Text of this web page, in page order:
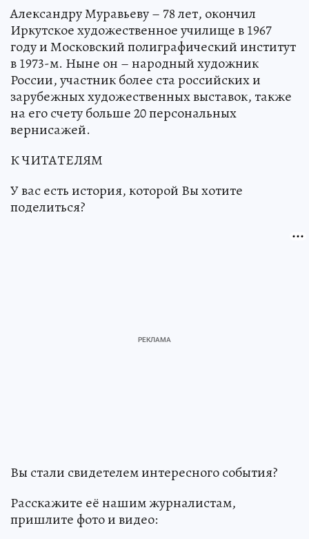
Александру Муравьеву – 78 лет, окончил
Иркутское художественное училище в 1967
году и Московский полиграфический институт
в 1973-м. Ныне он – народный художник
России, участник более ста российских и
зарубежных художественных выставок, также
на его счету больше 20 персональных
вернисажей.
К ЧИТАТЕЛЯМ
У вас есть история, которой Вы хотите
поделиться?
Вы стали свидетелем интересного события?
Расскажите её нашим журналистам,
пришлите фото и видео: